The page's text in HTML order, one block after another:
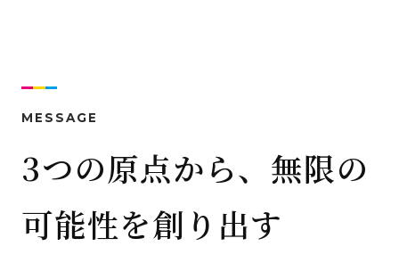
MESSAGE
3つの原点から、無限の
可能性を創り出す